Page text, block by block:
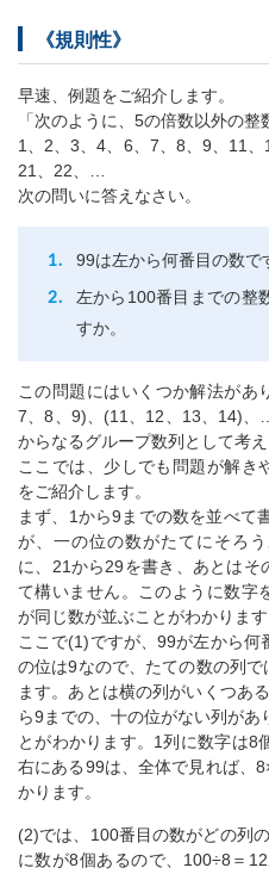
《規則性》
早速、例題をご紹介します。
「次のように、5の倍数以外の
1、2、3、4、6、7、8、9、11
21、22、…
次の問いに答えなさい。
99は左から何番目の数で
左から100番目までの整
すか。
この問題にはいくつか解法があ
7、8、9)、(11、12、13、14)
からなるグループ数列として考
ここでは、少しでも問題が解き
をご紹介します。
まず、1から9までの数を並べて
が、一の位の数がたてにそろ
に、21から29を書き、あとはそ
て構いません。このように数字
が同じ数が並ぶことがわかります
ここで(1)ですが、99が左から
の位は9なので、たての数の列
ます。あとは横の列がいくつあ
ら9までの、十の位がない列があ
とがわかります。1列に数字は8
右にある99は、全体で見れば、
かります。
(2)では、100番目の数がどの列
に数が8個あるので、100÷8＝